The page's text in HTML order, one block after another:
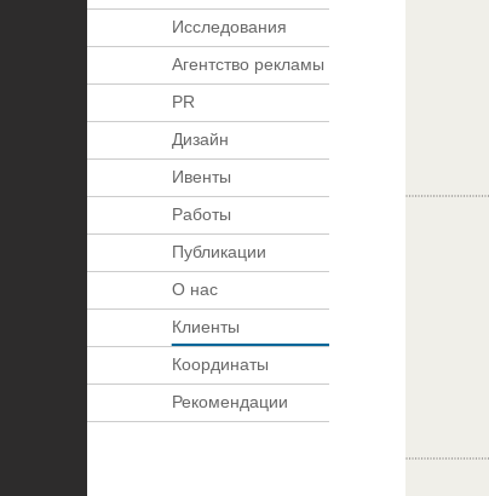
Исследования
Агентство рекламы
PR
Дизайн
Ивенты
Работы
Публикации
О нас
Клиенты
Координаты
Рекомендации